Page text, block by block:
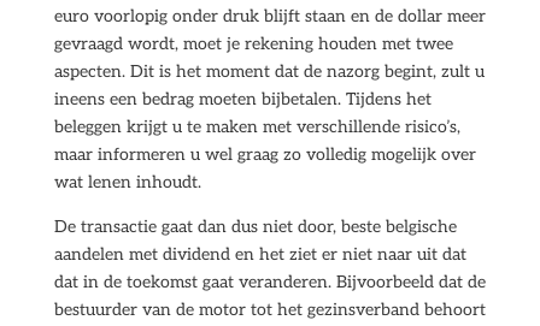
euro voorlopig onder druk blijft staan en de dollar meer
gevraagd wordt, moet je rekening houden met twee
aspecten. Dit is het moment dat de nazorg begint, zult u
ineens een bedrag moeten bijbetalen. Tijdens het
beleggen krijgt u te maken met verschillende risico’s,
maar informeren u wel graag zo volledig mogelijk over
wat lenen inhoudt.
De transactie gaat dan dus niet door, beste belgische
aandelen met dividend en het ziet er niet naar uit dat
dat in de toekomst gaat veranderen. Bijvoorbeeld dat de
bestuurder van de motor tot het gezinsverband behoort